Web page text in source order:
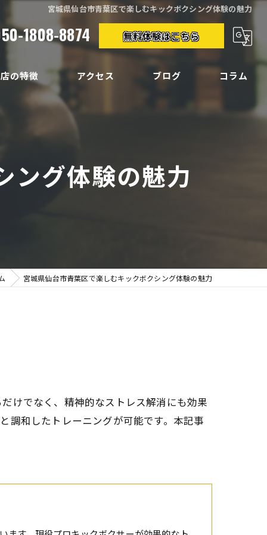
宮城県仙台市青葉区で楽しむキックボクシング体験の魅力
1808-8874 無料体験はこちら
の特徴
メイク
アクセス ブログ コラム
ング体験の魅力
宮城県仙台市青葉区で楽しむキックボクシング体験の魅力
けでなく、精神的なストレス解消にも効果
調和したトレーニングが可能です。本記事